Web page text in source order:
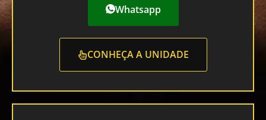
Whatsapp
CONHEÇA A UNIDADE